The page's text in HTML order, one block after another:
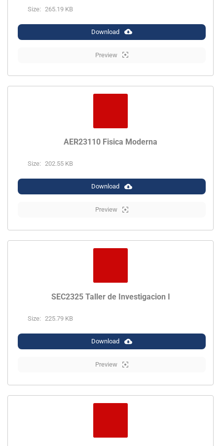
Size: 265.19 KB
Download
Preview
AER23110 Fisica Moderna
Size: 202.55 KB
Download
Preview
SEC2325 Taller de Investigacion I
Size: 225.79 KB
Download
Preview